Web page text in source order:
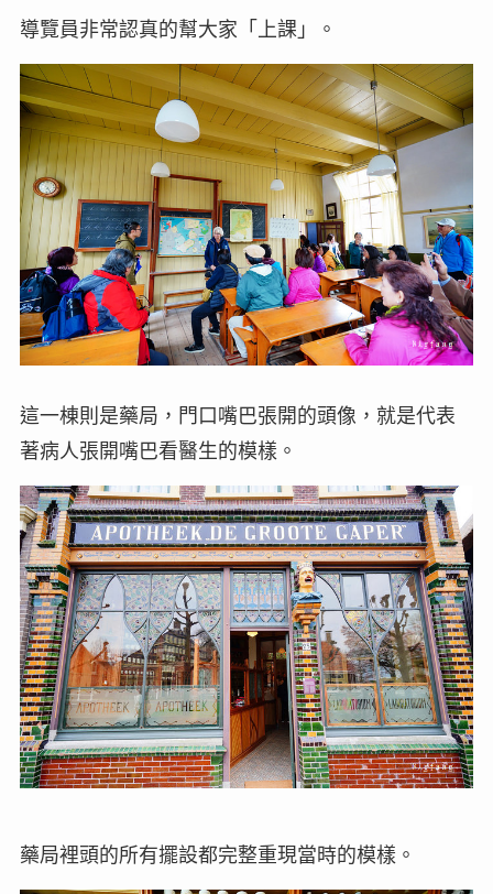
導覽員非常認真的幫大家「上課」。
這一棟則是藥局，門口嘴巴張開的頭像，就是代表
著病人張開嘴巴看醫生的模樣。
藥局裡頭的所有擺設都完整重現當時的模樣。